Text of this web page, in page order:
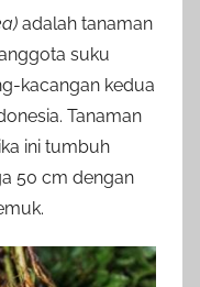
adalah tanaman
suku
kacangan kedua
Tanaman
ini tumbuh
50 cm dengan